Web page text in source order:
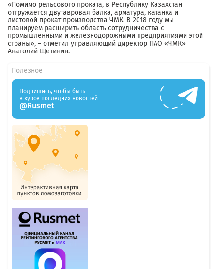
«Помимо рельсового проката, в Республику Казахстан
отгружается двутавровая балка, арматура, катанка и
листовой прокат производства ЧМК. В 2018 году мы
планируем расширить область сотрудничества с
промышленными и железнодорожными предприятиями этой
страны», – отметил управляющий директор ПАО «ЧМК»
Анатолий Щетинин.
Полезное
Подпишись, чтобы быть
в курсе последних новостей
@Rusmet